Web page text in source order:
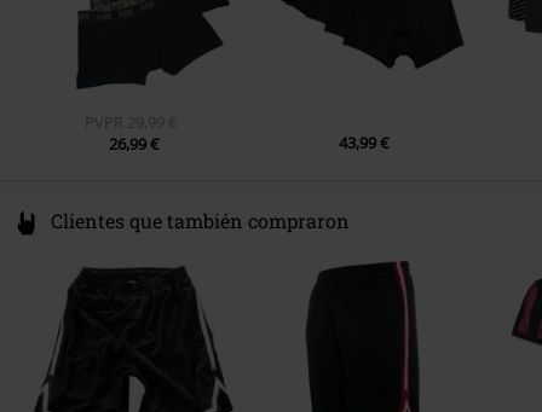
PVPR 29,99 €
26,99 €
43,99 €
Clientes que también compraron